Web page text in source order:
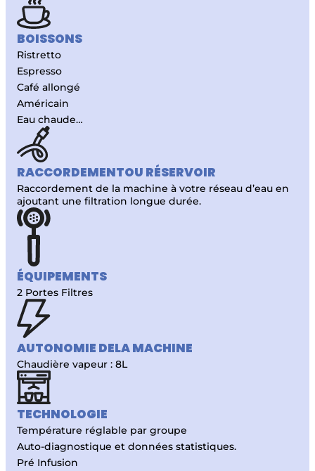
BOISSONS
Ristretto
Espresso
Café allongé
Américain
Eau chaude…
RACCORDEMENTOU RÉSERVOIR
Raccordement de la machine à votre réseau d’eau en
ajoutant une filtration longue durée.
ÉQUIPEMENTS
2 Portes Filtres
AUTONOMIE DELA MACHINE
Chaudière vapeur : 8L
TECHNOLOGIE
Température réglable par groupe
Auto-diagnostique et données statistiques.
Pré Infusion